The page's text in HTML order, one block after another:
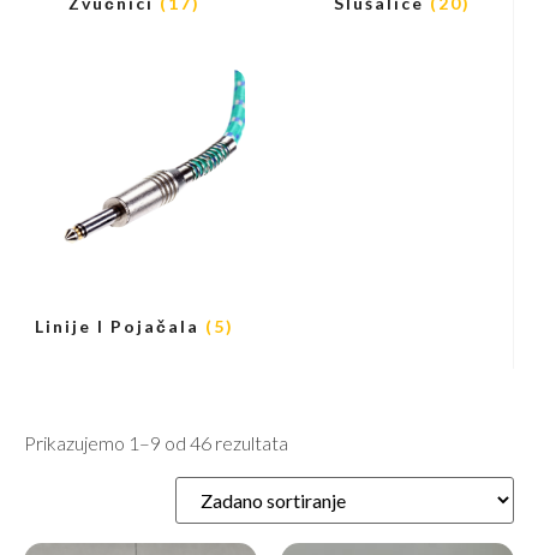
Linije I Pojačala (5)
Prikazujemo 1–9 od 46 rezultata